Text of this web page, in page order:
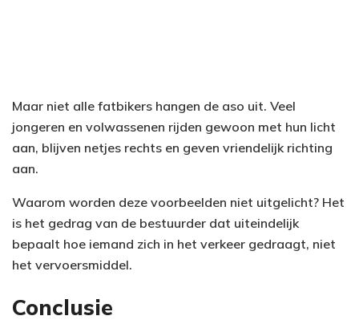
Maar niet alle fatbikers hangen de aso uit. Veel
jongeren en volwassenen rijden gewoon met hun licht
aan, blijven netjes rechts en geven vriendelijk richting
aan.
Waarom worden deze voorbeelden niet uitgelicht? Het
is het gedrag van de bestuurder dat uiteindelijk
bepaalt hoe iemand zich in het verkeer gedraagt, niet
het vervoersmiddel.
Conclusie